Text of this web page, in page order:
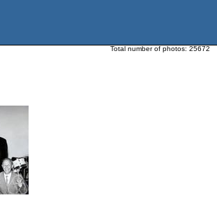
Total number of photos: 25672